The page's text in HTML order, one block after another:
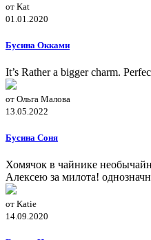
от Kat
01.01.2020
Бусина Окками
It’s Rather a bigger charm.
от Ольга Малова
13.05.2022
Бусина Соня
Хомячок в чайнике
Алексею за милота!
от Katie
14.09.2020